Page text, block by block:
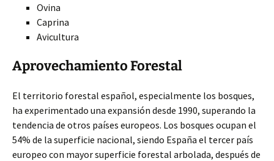
Ovina
Caprina
Avicultura
Aprovechamiento Forestal
El territorio forestal español, especialmente los bosques,
ha experimentado una expansión desde 1990, superando la
tendencia de otros países europeos. Los bosques ocupan el
54% de la superficie nacional, siendo España el tercer país
europeo con mayor superficie forestal arbolada, después de